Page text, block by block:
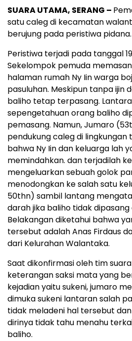
SUARA UTAMA, SERANG –
satu caleg di kecamatan
berujung pada peristiwa pidana.
Peristiwa terjadi pada tanggal
Sekelompok pemuda
halaman rumah Ny Iin warga
pasuluhan. Meskipun tanpa ijin
baliho tetap terpasang.
sepengetahuan orang baliho
pemasang. Namun, Jumaro
pendukung caleg di
bahwa Ny Iin dan keluarga lah
memindahkan. dan terjadilah
mengeluarkan sebuah golok
menodongkan ke salah satu
50thn) sambil lantang
darah jika baliho tidak
Belakangan diketahui bahwa
tersebut adalah Anas Firdaus
dari Kelurahan Walantaka.
Saat dikonfirmasi oleh tim
keterangan saksi mata yang
kejadian yaitu sukeni, jumaro
dimuka sukeni lantaran salah
tidak meladeni hal tersebut
dirinya tidak tahu menahu
baliho.